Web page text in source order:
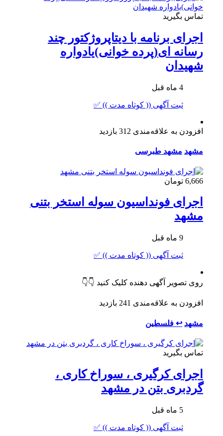
تماس بگیرید
اجرای برنامه با دیتاپروژکتور چند
رسانه ای(پرده خوانی)یادواره
شهیدان
4 ماه قبل
ثبت آگهی (( کوتاه مدت )) ✅
افزودن به علاقه‌مندی 312 بازدید
مشهد مشهد طبرسی
6,666 تومان
اجرای فونداسیون سوله استخر بتنی
مشهد
9 ماه قبل
ثبت آگهی (( کوتاه مدت )) ✅
روی تصویر آگهی دهنده کلیک کنید 👇👇
افزودن به علاقه‌مندی 241 بازدید
مشهد ↩ فلسطین
تماس بگیرید
اجرای کرگیری ، سوراخ کاری ،
گردبری بتن در مشهد
5 ماه قبل
ثبت آگهی (( کوتاه مدت )) ✅